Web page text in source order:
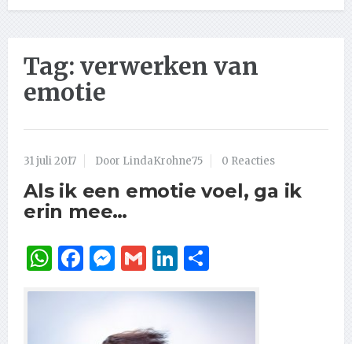
Tag: verwerken van
emotie
31 juli 2017 Door LindaKrohne75 0 Reacties
Als ik een emotie voel, ga ik
erin mee…
WhatsApp
Facebook
Messenger
GmailLinkedIn